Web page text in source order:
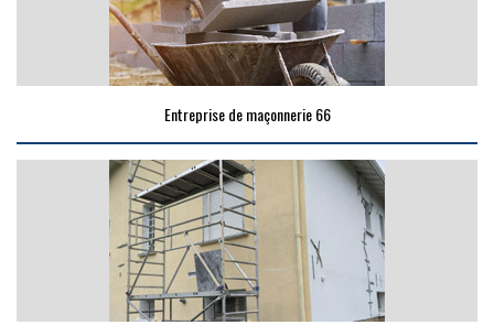
Entreprise de maçonnerie 66